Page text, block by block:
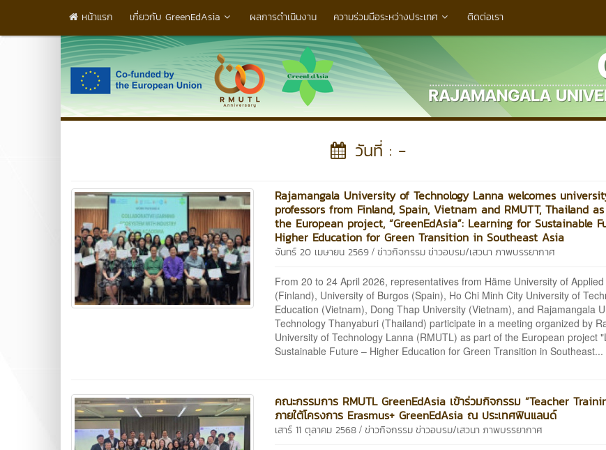
หน้าแรก เกี่ยวกับ GreenEdAsia ผลการดำเนินงาน ความร่วมมือระหว่างประเทศ ติดต่อเรา
วันที่ : -
Rajamangala University of Technology Lanna welcomes
professors from Finland, Spain, Vietnam and RMUTT, Thailand
the European project, “GreenEdAsia”: Learning for Sustainable
Higher Education for Green Transition in Southeast Asia
จันทร์ 20 เมษายน 2569 /ข่าวกิจกรรม ข่าวอบรม/เสวนา ภาพบรรยากาศ
From 20 to 24 April 2026, representatives from Häme University of
(Finland), University of Burgos (Spain), Ho Chi Minh City University of
Education (Vietnam), Dong Thap University (Vietnam), and Rajamangala
Technology Thanyaburi (Thailand) participate in a meeting organized by
University of Technology Lanna (RMUTL) as part of the European project
Sustainable Future – Higher Education for Green Transition in Southeast...
คณะกรรมการ RMUTL GreenEdAsia เข้าร่วมกิจกรรม “Teacher
ภายใต้โครงการ Erasmus+ GreenEdAsia ณ ประเทศฟินแลนด์
เสาร์ 11 ตุลาคม 2568 /ข่าวกิจกรรม ข่าวอบรม/เสวนา ภาพบรรยากาศ